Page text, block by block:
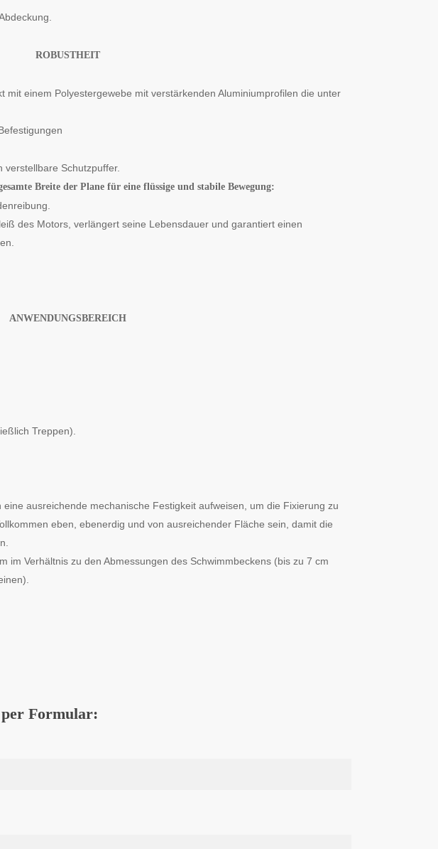
ROBUSTHEIT
mit einem Polyestergewebe mit verstärkenden Aluminiumprofilen die unter
Schutzpuffer.
Breite der Plane für eine flüssige und stabile Bewegung:
des Motors, verlängert seine Lebensdauer und garantiert einen
ANWENDUNGSBEREICH
Treppen).
ausreichende mechanische Festigkeit aufweisen, um die Fixierung zu
eben, ebenerdig und von ausreichender Fläche sein, damit die
im Verhältnis zu den Abmessungen des Schwimmbeckens (bis zu 7 cm
Formular: